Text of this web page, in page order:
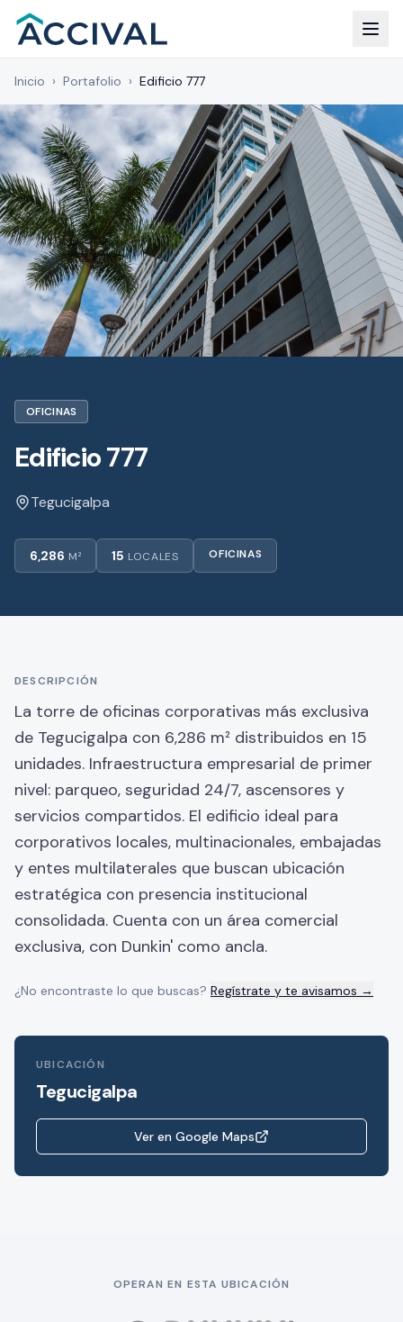
Inicio › Portafolio › Edificio 777
OFICINAS
Edificio 777
Tegucigalpa
6,286 M² 15 LOCALES OFICINAS
DESCRIPCIÓN
La torre de oficinas corporativas más exclusiva
de Tegucigalpa con 6,286 m² distribuidos en 15
unidades. Infraestructura empresarial de primer
nivel: parqueo, seguridad 24/7, ascensores y
servicios compartidos. El edificio ideal para
corporativos locales, multinacionales, embajadas
y entes multilaterales que buscan ubicación
estratégica con presencia institucional
consolidada. Cuenta con un área comercial
exclusiva, con Dunkin' como ancla.
¿No encontraste lo que buscas? Regístrate y te avisamos →
UBICACIÓN
Tegucigalpa
Ver en Google Maps
OPERAN EN ESTA UBICACIÓN